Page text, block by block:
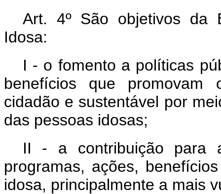
Art. 4º São objetivos da
Idosa:
I - o fomento a políticas
benefícios que promovam
cidadão e sustentável por
das pessoas idosas;
II - a contribuição para
programas, ações,
idosa, principalmente a mais